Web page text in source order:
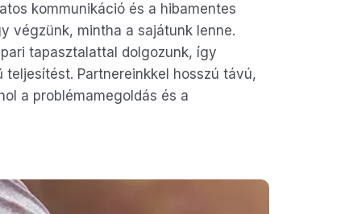
kommunikáció és a hibamentes
végzünk, mintha a sajátunk lenne.
tapasztalattal dolgozunk, így
Partnereinkkel hosszú távú,
a problémamegoldás és a